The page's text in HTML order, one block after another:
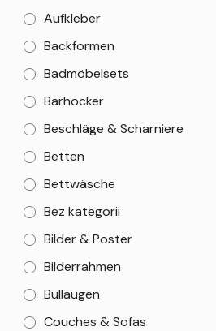
Aufkleber
Backformen
Badmöbelsets
Barhocker
Beschläge & Scharniere
Betten
Bettwäsche
Bez kategorii
Bilder & Poster
Bilderrahmen
Bullaugen
Couches & Sofas